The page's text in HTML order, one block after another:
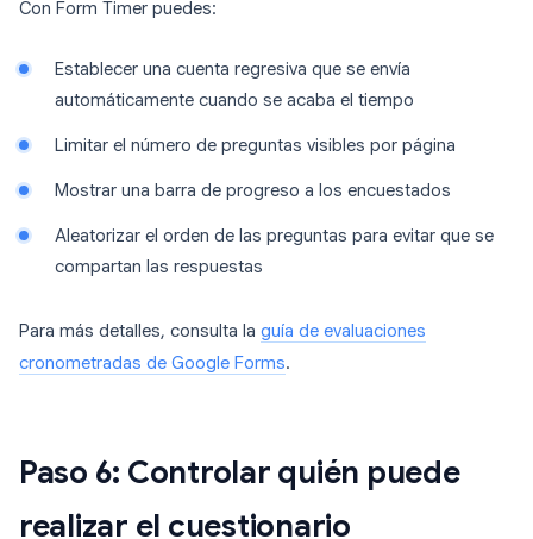
Con Form Timer puedes:
Establecer una cuenta regresiva que se envía
automáticamente cuando se acaba el tiempo
Limitar el número de preguntas visibles por página
Mostrar una barra de progreso a los encuestados
Aleatorizar el orden de las preguntas para evitar que se
compartan las respuestas
Para más detalles, consulta la guía de evaluaciones
cronometradas de Google Forms.
Paso 6: Controlar quién puede
realizar el cuestionario